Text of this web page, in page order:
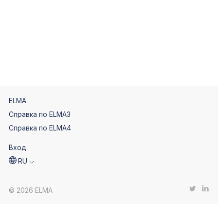
ELMA
Справка по ELMA3
Справка по ELMA4
Вход
RU
© 2026 ELMA